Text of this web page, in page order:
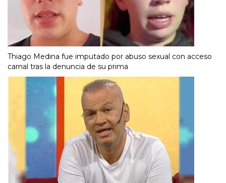
Thiago Medina fue imputado por abuso sexual con acceso
carnal tras la denuncia de su prima